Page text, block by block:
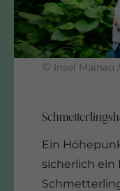
© Insel Mainau
Ein
sicherlich ein